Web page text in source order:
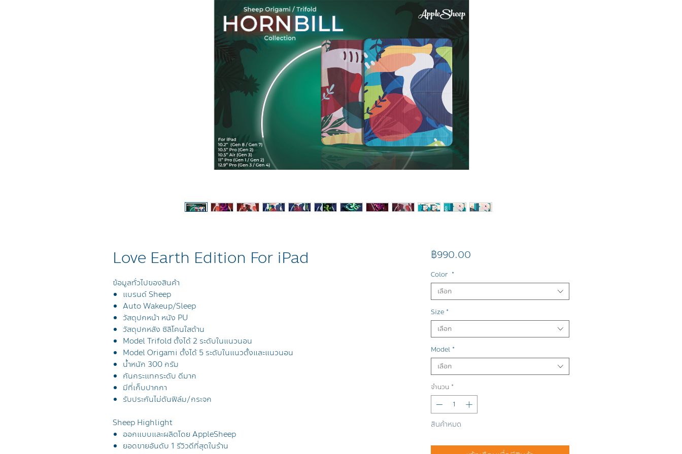
Love Earth Edition For iPad
ข้อมูลทั่วไปของสินค้า
แบรนด์ Sheep
Auto Wakeup/Sleep
วัสดุปกหน้า หนัง PU
วัสดุปกหลัง ซิลิโคนใสด้าน
Model Trifold ตั้งได้ 2 ระดับในแนวนอน
Model Origami ตั้งได้ 5 ระดับในแนวตั้งและแนวนอน
น้ำหนัก 300 กรัม
กันกระแทกระดับ ดีมาก
มีที่เก็บปากกา
รับประกันไม่ดันฟิล์ม/กระจก
Sheep Highlight
ออกแบบและผลิตโดย AppleSheep
ยอดขายอันดับ 1 รีวิวดีที่สุดในร้าน
฿990.00ราคา
Color *
เลือก
Size *
เลือก
Model *
เลือก
จำนวน *
สินค้าหมด